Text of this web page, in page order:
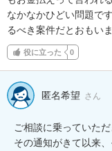
なかなかひどい問題で
るべき案件だとおもいま
役に立った 0
匿名希望 さん
ご相談に乗っていた
その通知がきて以来